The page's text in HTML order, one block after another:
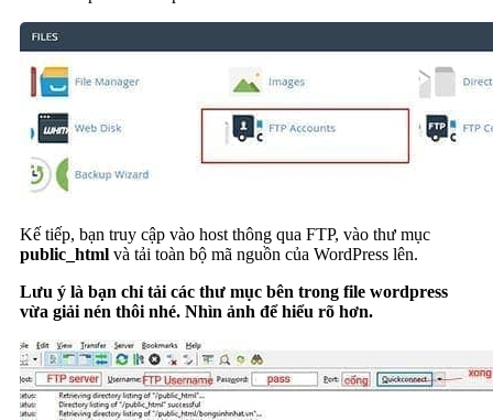
Kế tiếp, bạn truy cập vào host thông qua FTP, vào thư mục
public_html và tải toàn bộ mã nguồn của WordPress lên.
Lưu ý là bạn chỉ tải các thư mục bên trong file wordpress
vừa giải nén thôi nhé. Nhìn ảnh để hiểu rõ hơn.